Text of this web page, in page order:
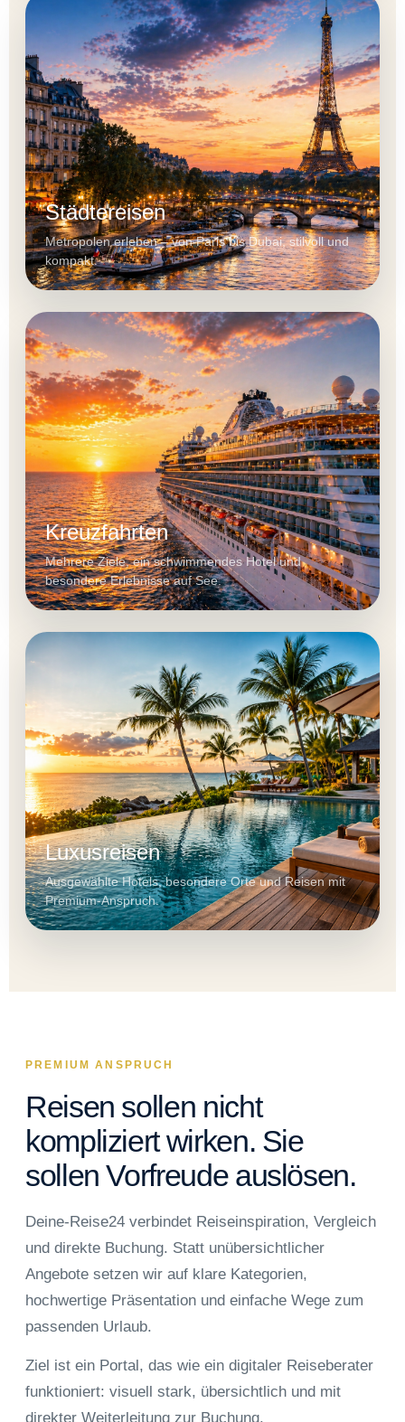
Städtereisen
Metropolen erleben – von Paris bis Dubai, stilvoll und
kompakt.
Kreuzfahrten
Mehrere Ziele, ein schwimmendes Hotel und
besondere Erlebnisse auf See.
Luxusreisen
Ausgewählte Hotels, besondere Orte und Reisen mit
Premium-Anspruch.
PREMIUM ANSPRUCH
Reisen sollen nicht
kompliziert wirken. Sie
sollen Vorfreude auslösen.
Deine-Reise24 verbindet Reiseinspiration, Vergleich
und direkte Buchung. Statt unübersichtlicher
Angebote setzen wir auf klare Kategorien,
hochwertige Präsentation und einfache Wege zum
passenden Urlaub.
Ziel ist ein Portal, das wie ein digitaler Reiseberater
funktioniert: visuell stark, übersichtlich und mit
direkter Weiterleitung zur Buchung.